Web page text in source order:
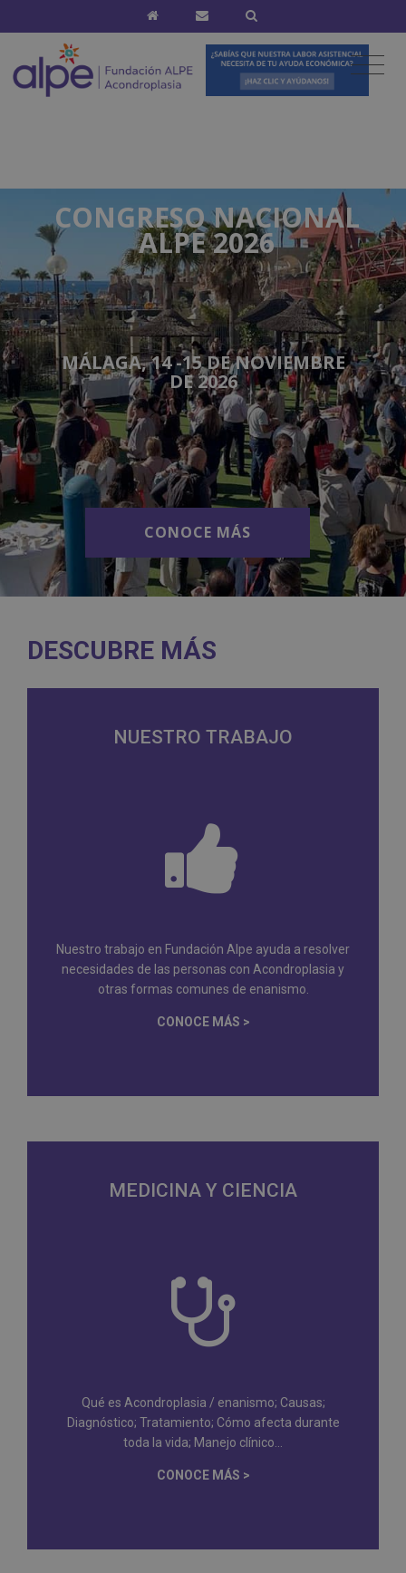
MÁLAGA, 14 -15 DE NOVIEMBRE
DE 2026
CONGRESO NACIONAL
ALPE 2026
CONOCE MÁS
CONOCE MÁS
DESCUBRE MÁS
NUESTRO TRABAJO
Nuestro trabajo en Fundación Alpe ayuda a resolver
necesidades de las personas con Acondroplasia y
otras formas comunes de enanismo.
CONOCE MÁS >
MEDICINA Y CIENCIA
Qué es Acondroplasia / enanismo; Causas;
Diagnóstico; Tratamiento; Cómo afecta durante
toda la vida; Manejo clínico...
CONOCE MÁS >